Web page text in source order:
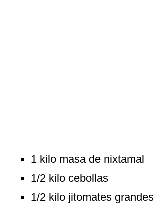
1 kilo masa de nixtamal
1/2 kilo cebollas
1/2 kilo jitomates grandes